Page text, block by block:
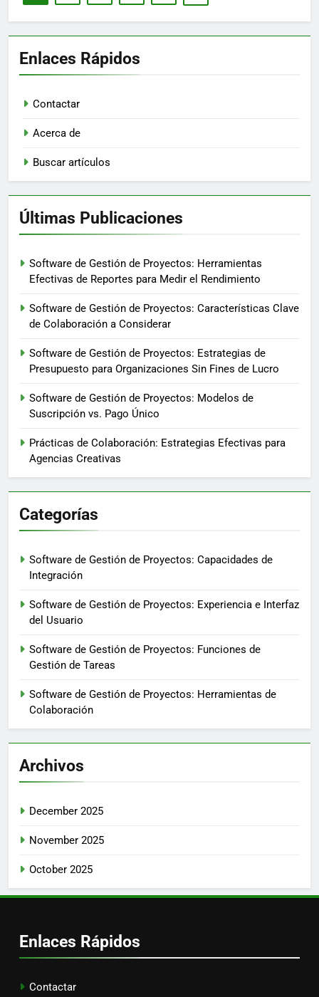
Enlaces Rápidos
Contactar
Acerca de
Buscar artículos
Últimas Publicaciones
Software de Gestión de Proyectos: Herramientas
Efectivas de Reportes para Medir el Rendimiento
Software de Gestión de Proyectos: Características Clave
de Colaboración a Considerar
Software de Gestión de Proyectos: Estrategias de
Presupuesto para Organizaciones Sin Fines de Lucro
Software de Gestión de Proyectos: Modelos de
Suscripción vs. Pago Único
Prácticas de Colaboración: Estrategias Efectivas para
Agencias Creativas
Categorías
Software de Gestión de Proyectos: Capacidades de
Integración
Software de Gestión de Proyectos: Experiencia e Interfaz
del Usuario
Software de Gestión de Proyectos: Funciones de
Gestión de Tareas
Software de Gestión de Proyectos: Herramientas de
Colaboración
Archivos
December 2025
November 2025
October 2025
Enlaces Rápidos
Contactar